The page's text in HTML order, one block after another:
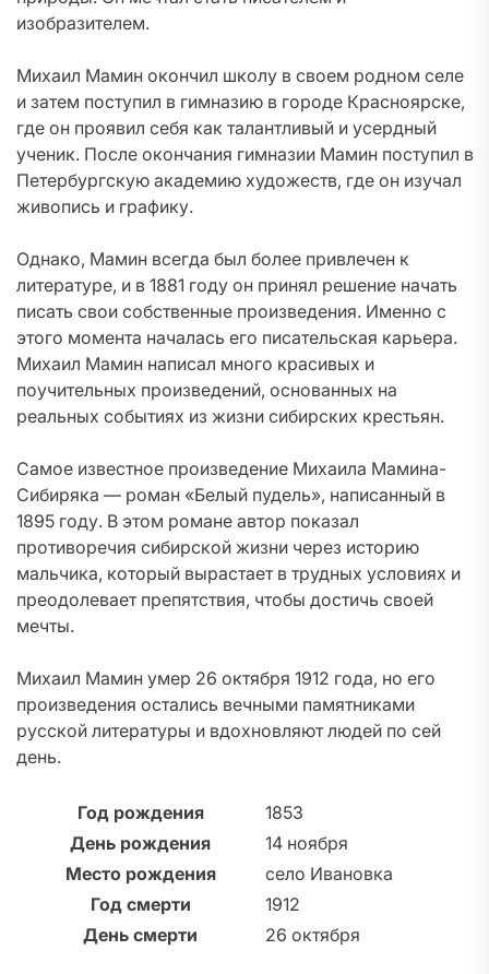
изобразителем.
Михаил Мамин окончил школу в своем родном селе
и затем поступил в гимназию в городе Красноярске,
где он проявил себя как талантливый и усердный
ученик. После окончания гимназии Мамин поступил в
Петербургскую академию художеств, где он изучал
живопись и графику.
Однако, Мамин всегда был более привлечен к
литературе, и в 1881 году он принял решение начать
писать свои собственные произведения. Именно с
этого момента началась его писательская карьера.
Михаил Мамин написал много красивых и
поучительных произведений, основанных на
реальных событиях из жизни сибирских крестьян.
Самое известное произведение Михаила Мамина-
Сибиряка — роман «Белый пудель», написанный в
1895 году. В этом романе автор показал
противоречия сибирской жизни через историю
мальчика, который вырастает в трудных условиях и
преодолевает препятствия, чтобы достичь своей
мечты.
Михаил Мамин умер 26 октября 1912 года, но его
произведения остались вечными памятниками
русской литературы и вдохновляют людей по сей
день.
Год рождения
1853
День рождения
14 ноября
Место рождения
село Ивановка
Год смерти
1912
День смерти
26 октября